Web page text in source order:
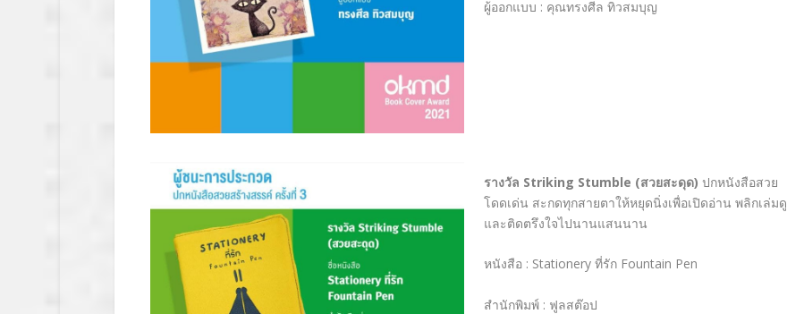
ผู้ออกแบบ : คุณทรงศีล ทิวสมบุญ
รางวัล Striking Stumble (สวยสะดุด) ปกหนังสือสวย
โดดเด่น สะกดทุกสายตาให้หยุดนิ่งเพื่อเปิดอ่าน พลิกเล่มดู
และติดตรึงใจไปนานแสนนาน
หนังสือ : Stationery ที่รัก Fountain Pen
สำนักพิมพ์ : ฟูลสต๊อป